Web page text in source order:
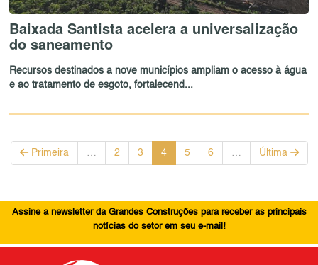
Baixada Santista acelera a universalização
do saneamento
Recursos destinados a nove municípios ampliam o acesso à água
e ao tratamento de esgoto, fortalecend...
Primeira … 2 3 4 5 6 … Última
Assine a newsletter da Grandes Construções para receber as principais
notícias do setor em seu e-mail!